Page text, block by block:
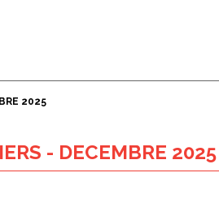
2025
- DECEMBRE 2025